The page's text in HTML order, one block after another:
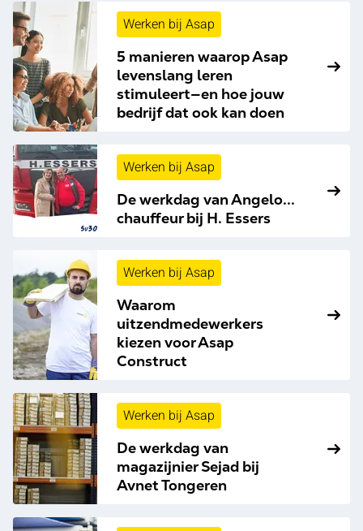
Werken bij Asap
5 manieren waarop Asap
levenslang leren
stimuleert—en hoe jouw
bedrijf dat ook kan doen
Werken bij Asap
De werkdag van Angelo...
chauffeur bij H. Essers
Werken bij Asap
Waarom
uitzendmedewerkers
kiezen voor Asap
Construct
Werken bij Asap
De werkdag van
magazijnier Sejad bij
Avnet Tongeren